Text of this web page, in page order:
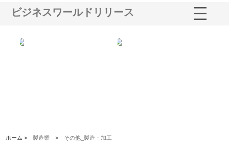
ビジネスワールドリリース
ホーム >製造業 > その他_製造・加工